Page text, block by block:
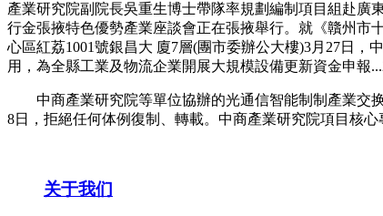
產業研究院副院長吳重生博士帶隊率規劃編制項目組赴
行金張掖特色優勢產業座談會正在張掖舉行。就《贛州市
心區紅荔1001號銀昌大 廈7層(團市委辦公大樓)3月27日
用，為全縣工業及物流企業開展大規模設備更新資金申報
中商產業研究院等單位協辦的光通信智能制制產業交换
8日，拒絕任何体例復制、轉載。中商產業研究院項目核
关于我们